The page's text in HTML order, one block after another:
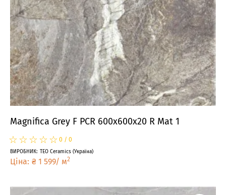
Magnifica Grey F PCR 600x600x20 R Mat 1
☆
★☆
★☆
★☆
★☆
★ 0 / 0
ВИРОБНИК: TEO Ceramics (Україна)
Ціна: ₴ 1 599/ м2